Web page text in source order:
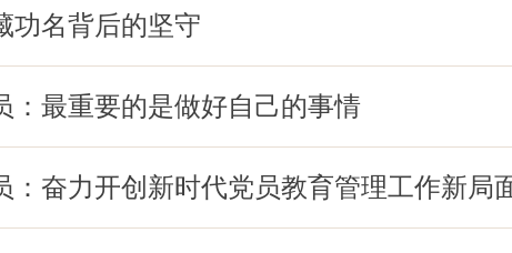
功名背后的坚守
：最重要的是做好自己的事情
：奋力开创新时代党员教育管理工作新局